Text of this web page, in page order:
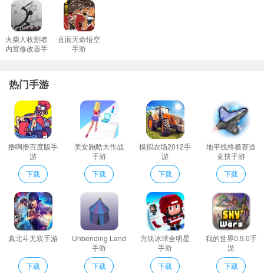
火柴人收割者
内置修改器手
直面天命悟空
手游
热门手游
撸啊撸百度版手
游
下载
美女跑酷大作战
手游
下载
模拟农场2012手
游
下载
地平线终极赛道
竞技手游
下载
真北斗无双手游
下载
Unbending Land
手游
下载
方块冰球全明星
手游
下载
我的世界0.9.0手
游
下载